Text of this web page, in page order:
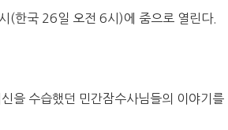
(한국 26일 오전 6시)에 줌으로 열린다.
을 수습했던 민간잠수사님들의 이야기를